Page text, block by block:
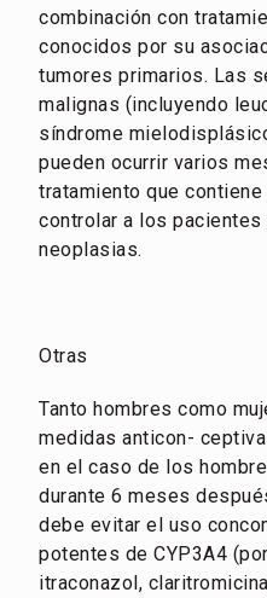
combinación con
conocidos por su
tumores primarios. Las
malignas (incluyendo
síndrome
pueden ocurrir varios
tratamiento que
controlar a los
neoplasias.
Otras
Tanto hombres como
medidas anticon-
en el caso de los
durante 6 meses
debe evitar el uso
potentes de CYP3A4
itraconazol,